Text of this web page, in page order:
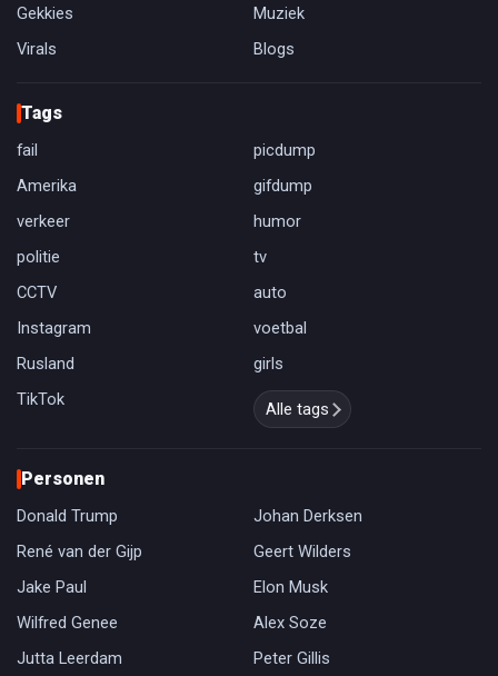
Gekkies
Muziek
Virals
Blogs
Tags
fail
picdump
Amerika
gifdump
verkeer
humor
politie
tv
CCTV
auto
Instagram
voetbal
Rusland
girls
TikTok
Alle tags
Personen
Donald Trump
Johan Derksen
René van der Gijp
Geert Wilders
Jake Paul
Elon Musk
Wilfred Genee
Alex Soze
Jutta Leerdam
Peter Gillis